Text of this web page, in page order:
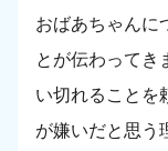
おばあちゃんに
とが伝わってき
い切れることを
が嫌いだと思う